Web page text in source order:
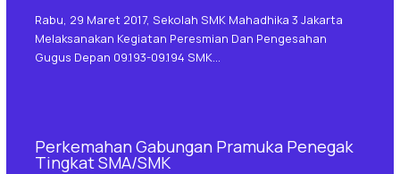
Rabu, 29 Maret 2017, Sekolah SMK Mahadhika 3 Jakarta
Melaksanakan Kegiatan Peresmian Dan Pengesahan
Gugus Depan 09.193-09.194 SMK…
Perkemahan Gabungan Pramuka Penegak
Tingkat SMA/SMK